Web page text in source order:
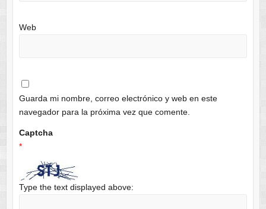
Web
Guarda mi nombre, correo electrónico y web en este
navegador para la próxima vez que comente.
Captcha
*
Type the text displayed above: